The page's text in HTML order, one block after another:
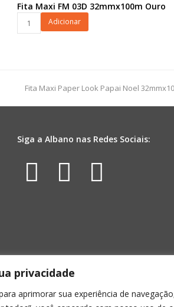
privacidade
aprimorar sua experiência de
Fita Maxi FM 03D 32mmx100m Ouro
quantidade
Adicionar
previous
Fita Maxi Paper Look Papai Noel
Siga a Albano nas Redes Sociais:
Facebook